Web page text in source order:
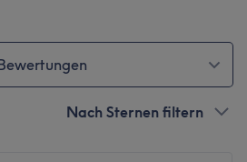
Nach Sternen filtern